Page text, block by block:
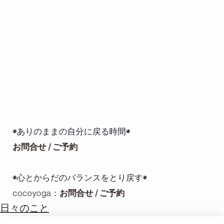
◉ありのままの自分に戻る時間◉
お問合せ / ご予約
◉心とからだのバランスをとり戻す◉
cocoyoga： お問合せ / ご予約
日々のこと